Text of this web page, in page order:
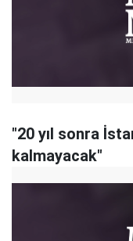
"20 yıl sonra
kalmayacak"